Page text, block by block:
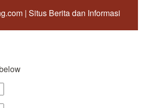
| Situs Berita dan Informasi